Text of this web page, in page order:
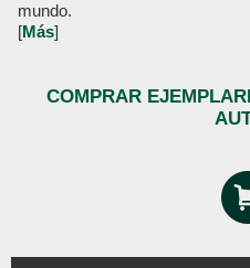
mundo.
[Más]
COMPRAR